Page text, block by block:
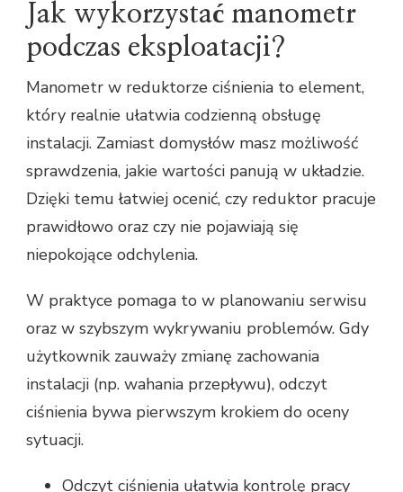
Jak wykorzystać manometr
podczas eksploatacji?
Manometr w reduktorze ciśnienia to element,
który realnie ułatwia codzienną obsługę
instalacji. Zamiast domysłów masz możliwość
sprawdzenia, jakie wartości panują w układzie.
Dzięki temu łatwiej ocenić, czy reduktor pracuje
prawidłowo oraz czy nie pojawiają się
niepokojące odchylenia.
W praktyce pomaga to w planowaniu serwisu
oraz w szybszym wykrywaniu problemów. Gdy
użytkownik zauważy zmianę zachowania
instalacji (np. wahania przepływu), odczyt
ciśnienia bywa pierwszym krokiem do oceny
sytuacji.
Odczyt ciśnienia ułatwia kontrolę pracy